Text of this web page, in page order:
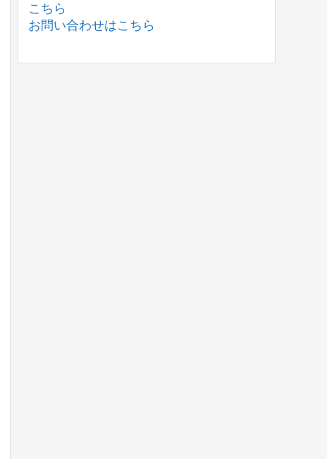
こちら
お問い合わせはこちら